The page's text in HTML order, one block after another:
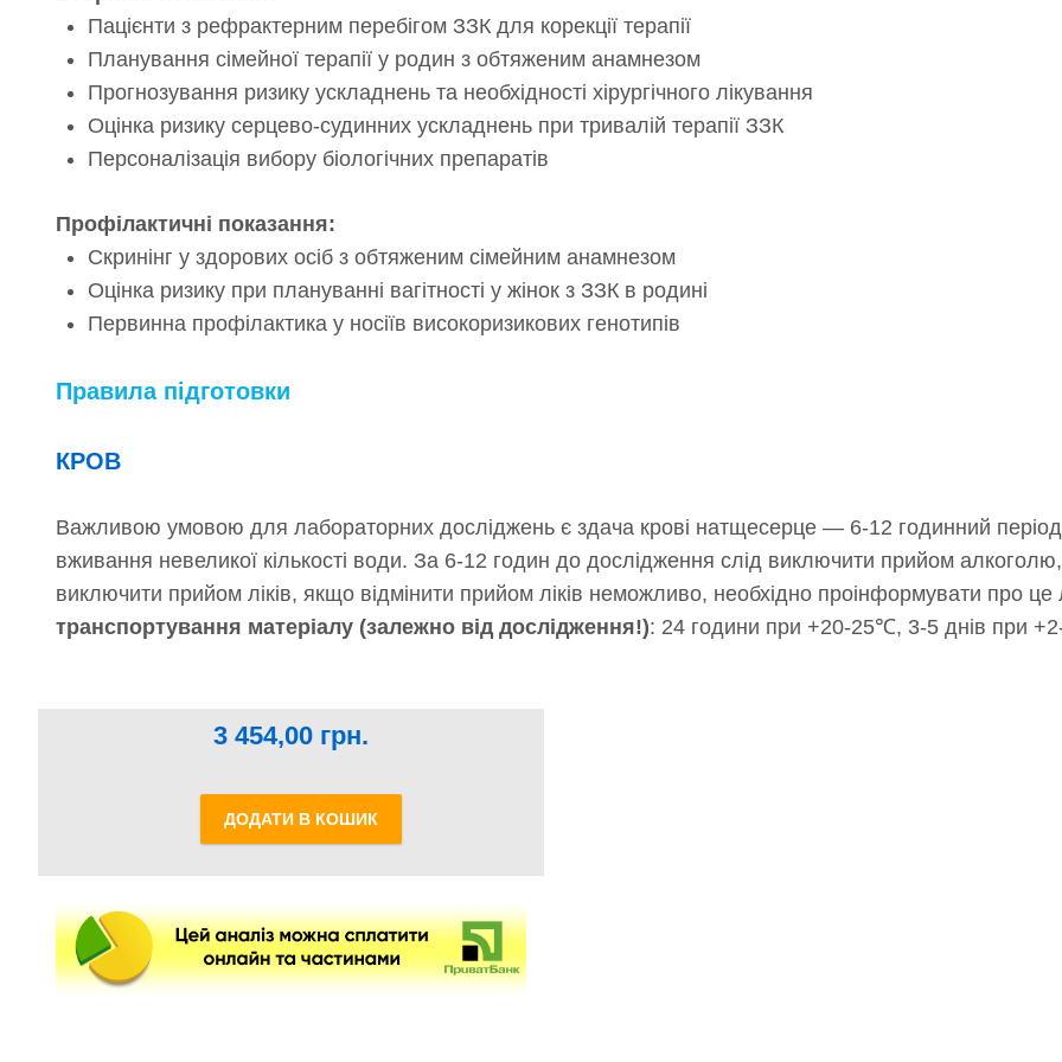
Пацієнти з рефрактерним перебігом ЗЗК для корекції терапії
Планування сімейної терапії у родин з обтяженим анамнезом
Прогнозування ризику ускладнень та необхідності хірургічного лікування
Оцінка ризику серцево-судинних ускладнень при тривалій терапії ЗЗК
Персоналізація вибору біологічних препаратів
Профілактичні показання:
Скринінг у здорових осіб з обтяженим сімейним анамнезом
Оцінка ризику при плануванні вагітності у жінок з ЗЗК в родині
Первинна профілактика у носіїв високоризикових генотипів
Правила підготовки
КРОВ
Важливою умовою для лабораторних досліджень є здача крові натщесерце — 6-12 годинний
вживання невеликої кількості води. За 6-12 годин до дослідження слід виключити прийом
виключити прийом ліків, якщо відмінити прийом ліків неможливо, необхідно проінформувати про це
транспортування матеріалу (залежно від дослідження!): 24 години при +20-25℃, 3-5 днів при
3 454,00 грн.
ДОДАТИ В КОШИК